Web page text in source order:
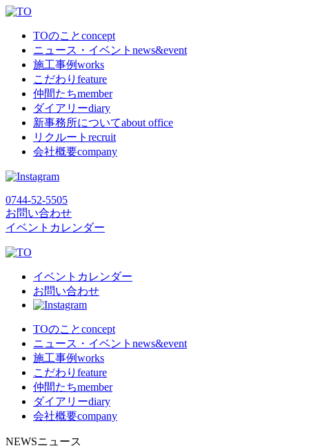
TOのことconcept
ニュース・イベント news&event
施工事例works
こだわり feature
仲間たちmember
ダイアリーdiary
新事務所についてabout office
リクルート recruit
会社概要company
0744-52-5505
お問い合わせ
イベントカレンダー
イベントカレンダー
お問い合わせ
TOのことconcept
ニュース・イベント news&event
施工事例works
こだわり feature
仲間たちmember
ダイアリーdiary
会社概要company
NEWSニュース